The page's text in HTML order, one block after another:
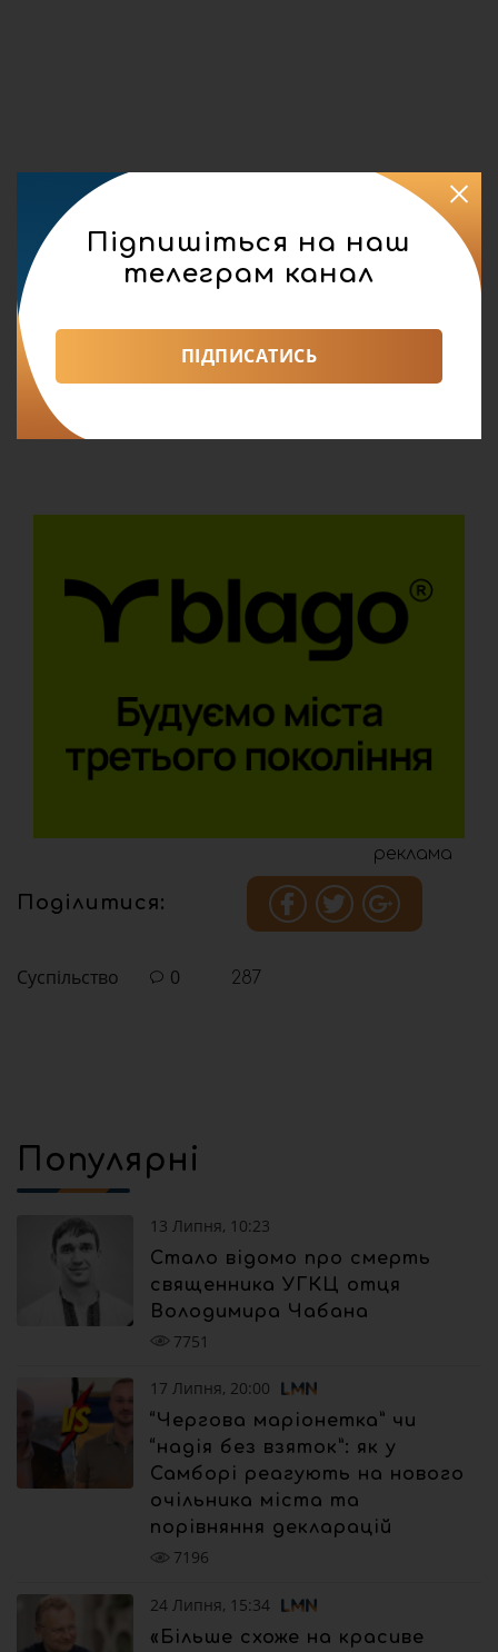
реклама
Поділитися:
Суспільство 0 287
Популярні
13 Липня, 10:23
Стало відомо про смерть
священника УГКЦ отця
Володимира Чабана
7751
17 Липня, 20:00
“Чергова маріонетка” чи
“надія без взяток”: як у
Самборі реагують на нового
очільника міста та
порівняння декларацій
7196
24 Липня, 15:34
«Більше схоже на красиве
Підпишіться на наш
телеграм канал
ПІДПИСАТИСЬ